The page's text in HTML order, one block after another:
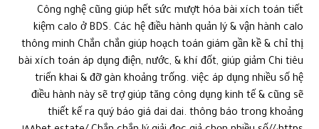
triển khai & đỡ gàn khoảng trống. việc áp dụng nhiều số hệ
điều hành này sẽ trợ giúp tăng công dụng kinh tế & cũng sẽ
thiết kế ra quý báo giá dai dai. thông báo trong khoảng
https://١٨٨bet.estate/ Chắn chắn lý giải đọc giả chọn nhiều số
phương pháp kỹ thuật tiết kiệm calo.
Tổng kết